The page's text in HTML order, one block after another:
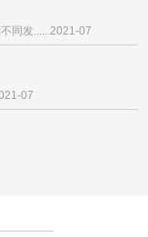
同发......2021-07
07